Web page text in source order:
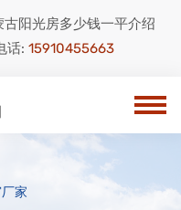
古阳光房多少钱一平介绍
话: 15910455663
家